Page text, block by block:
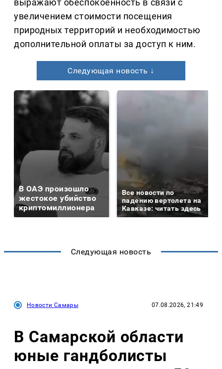
выражают обеспокоенность в связи с
увеличением стоимости посещения
природных территорий и необходимостью
дополнительной оплаты за доступ к ним.
Следующая новость ↓
В ОАЭ произошло
жестокое убийство
криптомиллионера
Все новости по
падению вертолета на
Кавказе: читать здесь
Следующая новость
Новости Самары 07.08.2026, 21:49
В Самарской области
юные гандболисты